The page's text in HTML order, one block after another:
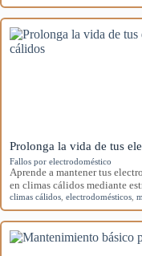
Prolonga la vida de tus
Fallos por electrodoméstico
Aprende a mantener tus
en climas cálidos mediante
climas cálidos electrodomésticos